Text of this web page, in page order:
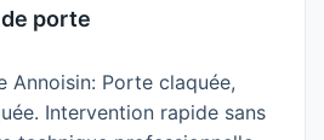
porte
Annoisin: Porte claquée,
Intervention rapide sans